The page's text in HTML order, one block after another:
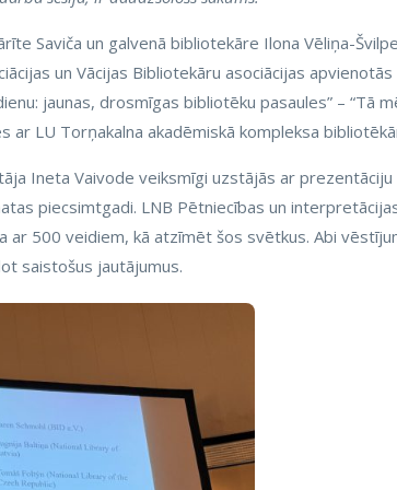
Saviča un galvenā bibliotekāre Ilona Vēliņa-Švilpe
un Vācijas Bibliotekāru asociācijas apvienotās
jaunas, drosmīgas bibliotēku pasaules” – “Tā
LU Torņakalna akadēmiskā kompleksa
Ineta Vaivode veiksmīgi uzstājās ar prezentāciju
piecsimtgadi. LNB Pētniecības un
500 veidiem, kā atzīmēt šos svētkus. Abi
saistošus jautājumus.